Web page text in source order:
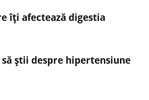
îți afectează digestia
știi despre hipertensiune